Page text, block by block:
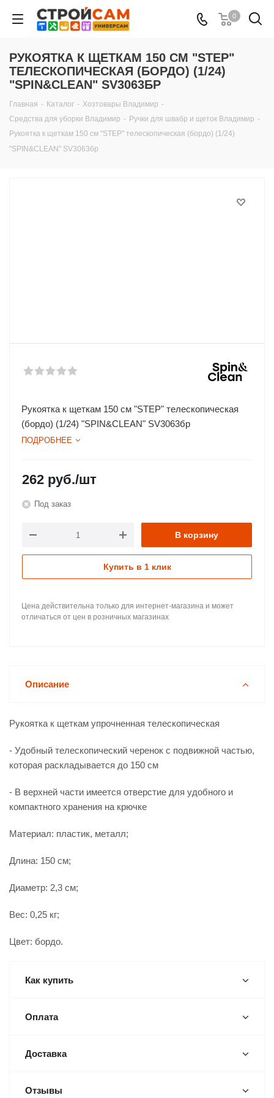
0
РУКОЯТКА К ЩЕТКАМ 150 СМ "STEP"
ТЕЛЕСКОПИЧЕСКАЯ (БОРДО) (1/24)
"SPIN&CLEAN" SV3063БР
Главная - Каталог - Хозтовары Владимир -
Средства для уборки Владимир - Ручки для швабр и щеток Владимир -
Рукоятка к щеткам 150 см "STEP" телескопическая (бордо) (1/24)
"SPIN&CLEAN" SV3063бр
Рукоятка к щеткам 150 см "STEP" телескопическая
(бордо) (1/24) "SPIN&CLEAN" SV3063бр
ПОДРОБНЕЕ
262 руб./шт
Под заказ
В корзину
Купить в 1 клик
Цена действительна только для интернет-магазина и может
отличаться от цен в розничных магазинах
Описание
Рукоятка к щеткам упрочненная телескопическая
- Удобный телескопический черенок с подвижной частью,
которая раскладывается до 150 см
- В верхней части имеется отверстие для удобного и
компактного хранения на крючке
Материал: пластик, металл;
Длина: 150 см;
Диаметр: 2,3 см;
Вес: 0,25 кг;
Цвет: бордо.
Как купить
Оплата
Доставка
Отзывы